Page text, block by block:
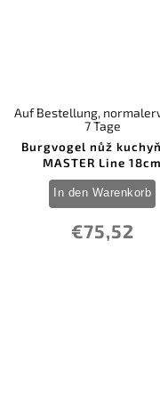
Burgvogel nůž
MASTER Line 18cm
Auf Bestellung,
7 Tage
€75,52
In den Warenkorb